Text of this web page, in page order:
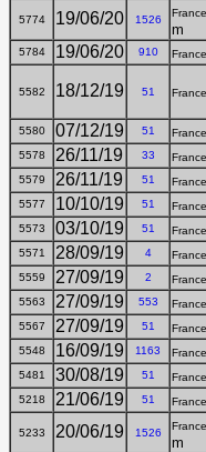
5774 19/06/20 1526
m
5784 19/06/20 910
5582 18/12/19 51
5580 07/12/19 51
5578 26/11/19 33
5579 26/11/19 51
5577 10/10/19 51
5573 03/10/19 51
5571 28/09/19 4
5559 27/09/19 2
5563 27/09/19 553
5567 27/09/19 51
5548 16/09/19 1163
5481 30/08/19 51
5218 21/06/19 51
5233 20/06/19 1526
m